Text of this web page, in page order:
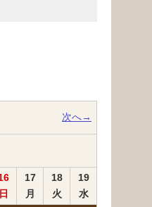
次へ→
日
17
月
18
火
19
水